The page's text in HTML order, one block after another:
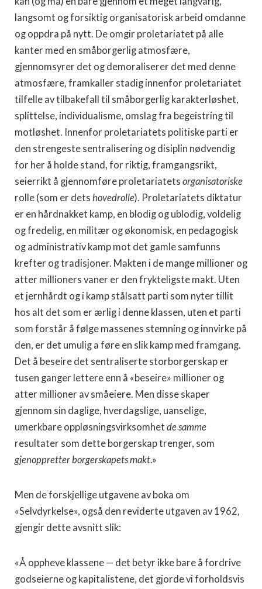
langsomt og forsiktig organisatorisk arbeid omdanne
og oppdra på nytt. De omgir proletariatet på alle
kanter med en småborgerlig atmosfære,
gjennomsyrer det og demoraliserer det med denne
atmosfære, framkaller stadig innenfor proletariatet
tilfelle av tilbakefall til småborgerlig karakterløshet,
splittelse, individualisme, omslag fra begeistring til
motløshet. Innenfor proletariatets politiske parti er
den strengeste sentralisering og disiplin nødvendig
for her å holde stand, for riktig, framgangsrikt,
seierrikt å gjennomføre proletariatets organisatoriske
rolle (som er dets hovedrolle). Proletariatets diktatur
er en hårdnakket kamp, en blodig og ublodig, voldelig
og fredelig, en militær og økonomisk, en pedagogisk
og administrativ kamp mot det gamle samfunns
krefter og tradisjoner. Makten i de mange millioner og
atter millioners vaner er den frykteligste makt. Uten
et jernhårdt og i kamp stålsatt parti som nyter tillit
hos alt det som er ærlig i denne klassen, uten et parti
som forstår å følge massenes stemning og innvirke på
den, er det umulig a føre en slik kamp med framgang.
Det å beseire det sentraliserte storborgerskap er
tusen ganger lettere enn å «beseire» millioner og
atter millioner av småeiere. Men disse skaper
gjennom sin daglige, hverdagslige, uanselige,
umerkbare oppløsningsvirksomhet de samme
resultater som dette borgerskap trenger, som
gjenoppretter borgerskapets makt.»
Men de forskjellige utgavene av boka om
«Selvdyrkelse», også den reviderte utgaven av 1962,
gjengir dette avsnitt slik:
«Å oppheve klassene — det betyr ikke bare å fordrive
godseierne og kapitalistene, det gjorde vi forholdsvis